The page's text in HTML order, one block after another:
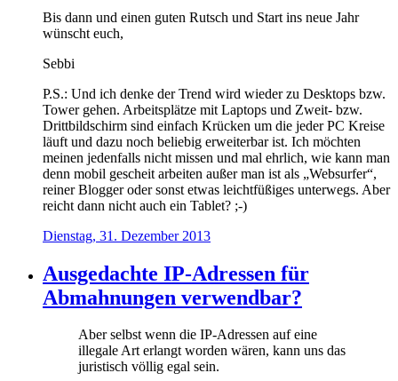
Bis dann und einen guten Rutsch und Start ins neue Jahr
wünscht euch,
Sebbi
P.S.: Und ich denke der Trend wird wieder zu Desktops bzw.
Tower gehen. Arbeitsplätze mit Laptops und Zweit- bzw.
Drittbildschirm sind einfach Krücken um die jeder PC Kreise
läuft und dazu noch beliebig erweiterbar ist. Ich möchten
meinen jedenfalls nicht missen und mal ehrlich, wie kann man
denn mobil gescheit arbeiten außer man ist als „Websurfer“,
reiner Blogger oder sonst etwas leichtfüßiges unterwegs. Aber
reicht dann nicht auch ein Tablet? ;-)
Dienstag, 31. Dezember 2013
Ausgedachte IP-Adressen für
Abmahnungen verwendbar?
Aber selbst wenn die IP-Adressen auf eine
illegale Art erlangt worden wären, kann uns das
juristisch völlig egal sein.